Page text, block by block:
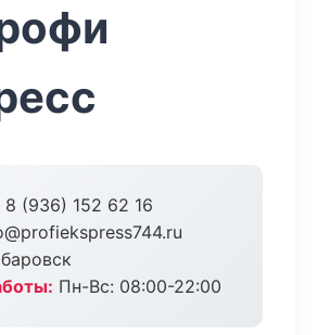
8 (936) 152 62 16
Пн-Вс: 08:00-22:00